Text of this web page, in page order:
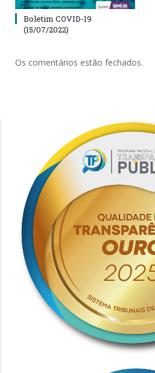
Boletim COVID-19
(15/07/2022)
Os comentários estão fechados.